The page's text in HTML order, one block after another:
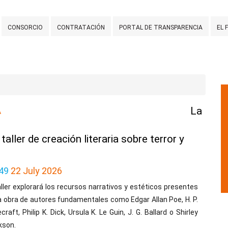
CONSORCIO CONTRATACIÓN PORTAL DE TRANSPARENCIA EL
La
de creación literaria sobre terror y
22 July 2026
explorará los recursos narrativos y estéticos presentes
obra de autores fundamentales como Edgar Allan Poe, H. P.
Philip K. Dick, Ursula K. Le Guin, J. G. Ballard o Shirley